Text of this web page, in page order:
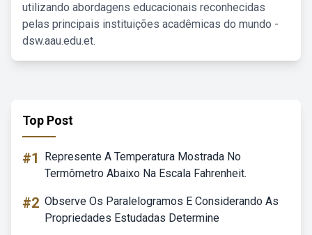
utilizando abordagens educacionais reconhecidas
pelas principais instituições acadêmicas do mundo -
dsw.aau.edu.et.
Top Post
#1
Represente A Temperatura Mostrada No
Termômetro Abaixo Na Escala Fahrenheit.
#2 Observe Os Paralelogramos E Considerando As
Propriedades Estudadas Determine